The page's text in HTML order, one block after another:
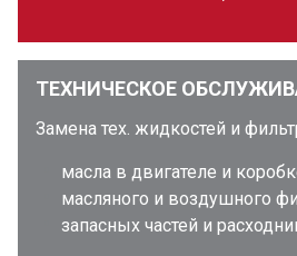
ТЕХНИЧЕСКОЕ
Замена тех. жидкостей и
масла в двигателе и
масляного и воздушного
запасных частей и